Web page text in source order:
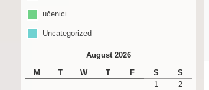
učenici
Uncategorized
August 2026
M
T W T F S
S
1
2